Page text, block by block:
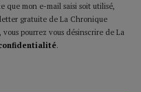
que mon e-mail saisi soit utilisé,
gratuite de La Chronique
pourrez vous désinscrire de La
.